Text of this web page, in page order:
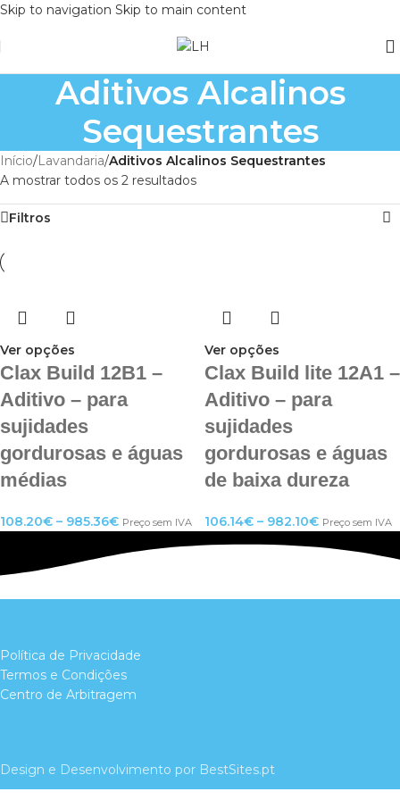
Skip to navigation Skip to main content
Aditivos Alcalinos
Sequestrantes
Início/Lavandaria/Aditivos Alcalinos Sequestrantes
A mostrar todos os 2 resultados
Filtros
Ver opções
Clax Build 12B1 –
Aditivo – para
sujidades
gordurosas e águas
médias
108.20€ – 985.36€ Preço sem IVA
Ver opções
Clax Build lite 12A1 –
Aditivo – para
sujidades
gordurosas e águas
de baixa dureza
106.14€ – 982.10€ Preço sem IVA
Política de Privacidade
Termos e Condições
Centro de Arbitragem
Design e Desenvolvimento por BestSites.pt